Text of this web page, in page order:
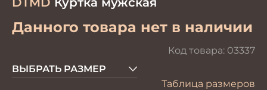
Данного товара нет в наличии
Код товара: 03337
ВЫБРАТЬ РАЗМЕР
Таблица размеров